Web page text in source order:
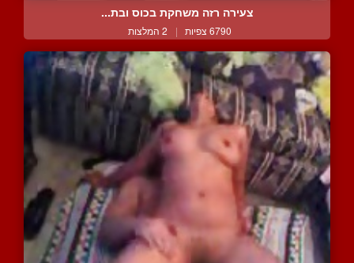
צעירה רזה משחקת בכוס ובת...
6790 צפיות | 2 המלצות